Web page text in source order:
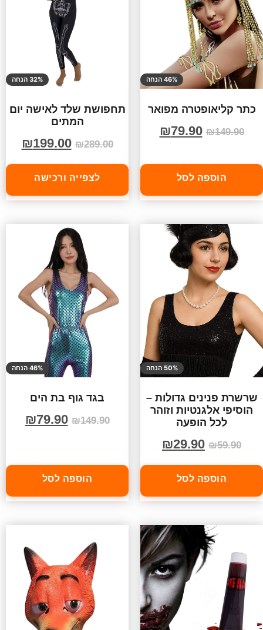
46% הנחה
כתר קליאופטרה מפואר
₪149.90
₪79.90
הוספה לסל
32% הנחה
תחפושת שלד לאישה יום
המתים
₪289.00
₪199.00
לצפייה ורכישה
50% הנחה
שרשרת פנינים גדולות –
הוסיפי אלגנטיות וזוהר
לכל הופעה
₪59.90
₪29.90
הוספה לסל
46% הנחה
בגד גוף בת הים
₪149.90
₪79.90
הוספה לסל